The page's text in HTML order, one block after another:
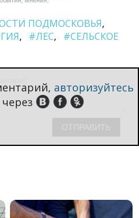
ПОДМОСКОВЬЯ
#ЛЕС
#СЕЛЬСКОЕ
авторизуйтесь